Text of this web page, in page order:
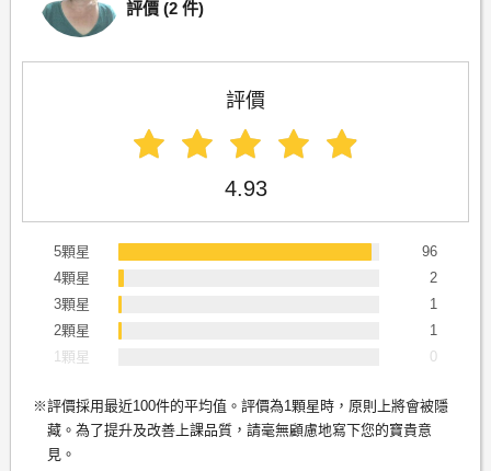
評價 (2 件)
評價
4.93
5顆星
96
4顆星
2
3顆星
1
2顆星
1
1顆星
0
評價採用最近100件的平均值。評價為1顆星時，原則上將會被隱
藏。為了提升及改善上課品質，請毫無顧慮地寫下您的寶貴意
見。